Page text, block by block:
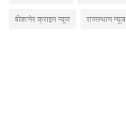
बीकानेर क्राइम न्यूज राजस्थान न्यूज